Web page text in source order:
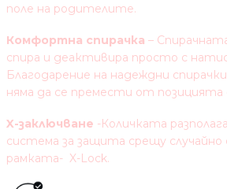
поле на родителите.
Комфортна спирачка –
спира и деактивира просто с
Благодарение на надеждни
няма да се премести от позицията
X-заключване -Количката
система за защита срещу случайно
рамката- X-Lock.